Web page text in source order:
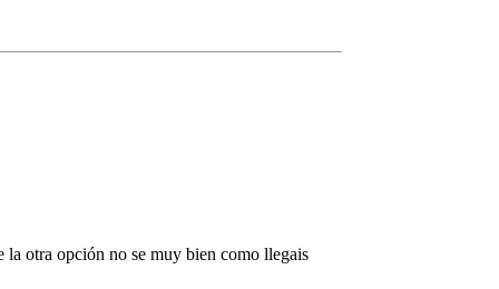
la otra opción no se muy bien como llegais